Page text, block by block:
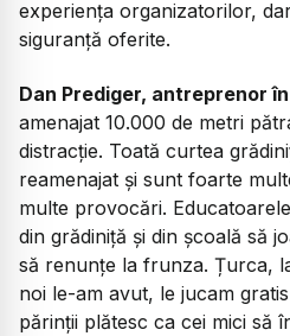
experiența organizatorilor,
siguranță oferite.
Dan Prediger, antreprenor
amenajat 10.000 de metri
distracție. Toată curtea
reamenajat și sunt foarte
multe provocări.
din grădiniță și din școală să
să renunțe la frunza. Țurca,
noi le-am avut, le jucam
părinții plătesc ca cei mici să